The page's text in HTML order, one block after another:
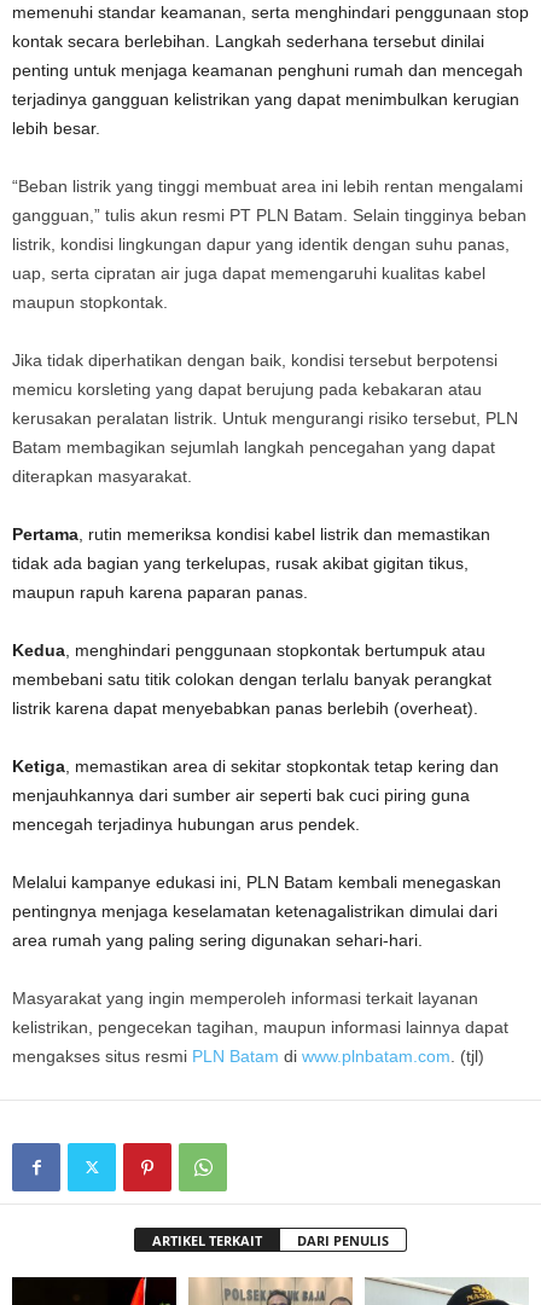
memenuhi standar keamanan, serta menghindari penggunaan stop
kontak secara berlebihan. Langkah sederhana tersebut dinilai
penting untuk menjaga keamanan penghuni rumah dan mencegah
terjadinya gangguan kelistrikan yang dapat menimbulkan kerugian
lebih besar.
“Beban listrik yang tinggi membuat area ini lebih rentan mengalami
gangguan,” tulis akun resmi PT PLN Batam. Selain tingginya beban
listrik, kondisi lingkungan dapur yang identik dengan suhu panas,
uap, serta cipratan air juga dapat memengaruhi kualitas kabel
maupun stopkontak.
Jika tidak diperhatikan dengan baik, kondisi tersebut berpotensi
memicu korsleting yang dapat berujung pada kebakaran atau
kerusakan peralatan listrik. Untuk mengurangi risiko tersebut, PLN
Batam membagikan sejumlah langkah pencegahan yang dapat
diterapkan masyarakat.
Pertama , rutin memeriksa kondisi kabel listrik dan memastikan
tidak ada bagian yang terkelupas, rusak akibat gigitan tikus,
maupun rapuh karena paparan panas.
Kedua , menghindari penggunaan stopkontak bertumpuk atau
membebani satu titik colokan dengan terlalu banyak perangkat
listrik karena dapat menyebabkan panas berlebih (overheat).
Ketiga , memastikan area di sekitar stopkontak tetap kering dan
menjauhkannya dari sumber air seperti bak cuci piring guna
mencegah terjadinya hubungan arus pendek.
Melalui kampanye edukasi ini, PLN Batam kembali menegaskan
pentingnya menjaga keselamatan ketenagalistrikan dimulai dari
area rumah yang paling sering digunakan sehari-hari.
Masyarakat yang ingin memperoleh informasi terkait layanan
kelistrikan, pengecekan tagihan, maupun informasi lainnya dapat
mengakses situs resmi PLN Batam di www.plnbatam.com . (tjl)
ARTIKEL TERKAIT DARI PENULIS